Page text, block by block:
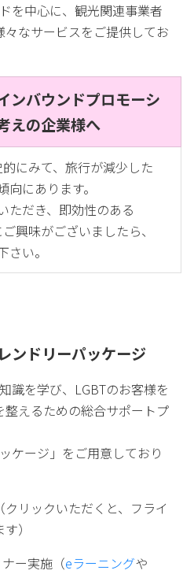
を中心に、観光関連事業者
なサービスをご提供してお
ンバウンドプロモーシ
えの企業様へ
にみて、旅行が減少した
にあります。
ただき、即効性のある
興味がございましたら、
さい。
ンドリーパッケージ
識を学び、LGBTのお客様を
えるための総合サポートプ
ケージ」をご用意しており
（クリックいただくと、フライ
）
ー実施（eラーニングや